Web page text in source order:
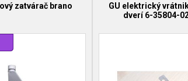
zatvárač brano
GU elektrický
dverí 6-35804-